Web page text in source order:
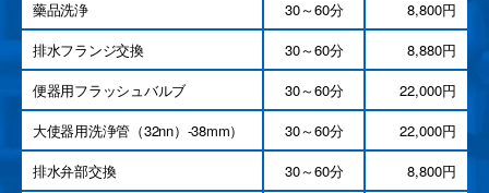
藥品洗浄
30～60分
8,800円
排水フランジ交換
30～60分
8,880円
便器用フラッシュバルブ
30～60分
22,000円
大使器用洗浄管（32nn）-38mm）
30～60分
22,000円
排水弁部交換
30～60分
8,800円